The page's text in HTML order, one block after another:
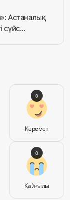
Астаналық
сүйс...
Керемет
0
Қайғылы
0